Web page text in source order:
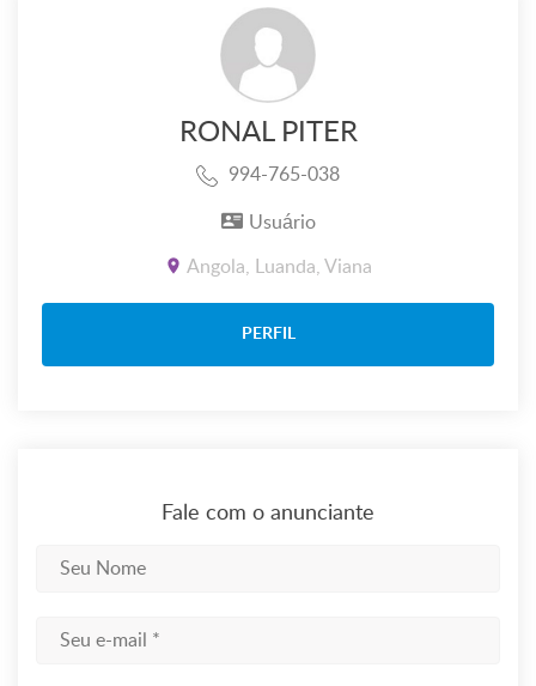
RONAL PITER
994-765-038
Usuário
Angola, Luanda, Viana
PERFIL
Fale com o anunciante